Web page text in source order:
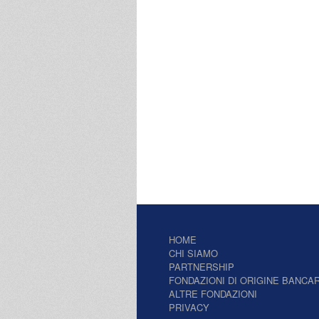
HOME
CHI SIAMO
PARTNERSHIP
FONDAZIONI DI ORIGINE
ALTRE FONDAZIONI
PRIVACY